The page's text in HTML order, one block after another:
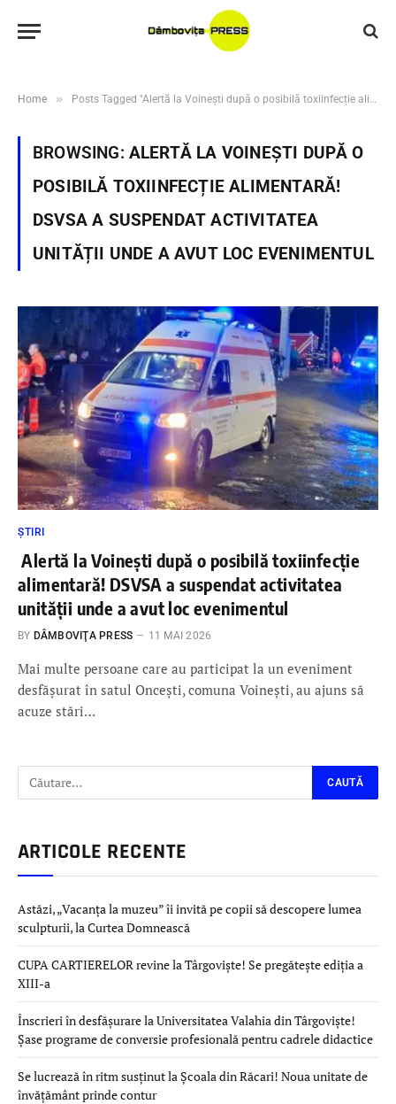
Home » Posts Tagged "Alertă la Voinești după o posibilă toxiinfecție alimentară! DSVSA a suspendat activitatea unității unde a avut loc evenimentul"
BROWSING: ALERTĂ LA VOINEȘTI DUPĂ O
POSIBILĂ TOXIINFECȚIE ALIMENTARĂ!
DSVSA A SUSPENDAT ACTIVITATEA
UNITĂȚII UNDE A AVUT LOC EVENIMENTUL
ȘTIRI
Alertă la Voinești după o posibilă toxiinfecție
alimentară! DSVSA a suspendat activitatea
unității unde a avut loc evenimentul
BY DÂMBOVIŢA PRESS 11 MAI 2026
Mai multe persoane care au participat la un eveniment
desfășurat în satul Oncești, comuna Voinești, au ajuns să
acuze stări…
ARTICOLE RECENTE
Astăzi, „Vacanța la muzeu” îi invită pe copii să descopere lumea
sculpturii, la Curtea Domnească
CUPA CARTIERELOR revine la Târgoviște! Se pregătește ediția a
XIII-a
Înscrieri în desfășurare la Universitatea Valahia din Târgoviște!
Șase programe de conversie profesională pentru cadrele didactice
Se lucrează în ritm susținut la Școala din Răcari! Noua unitate de
învățământ prinde contur